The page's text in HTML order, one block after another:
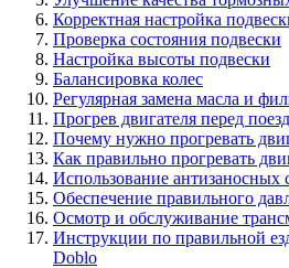
Корректная настройка
Проверка состояния подвески
Настройка высоты подвески
Балансировка колес
Регулярная замена масла и
Прогрев двигателя перед
Почему нужно прогревать
Как правильно прогревать
Использование антизаносных
Обеспечение правильного
Осмотр и обслуживание
Инструкции по правильной
Doblo